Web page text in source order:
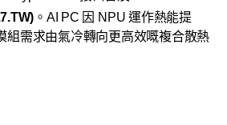
。AI PC 因 NPU 運作熱能提
組需求由氣冷轉向更高效嘅複合散熱